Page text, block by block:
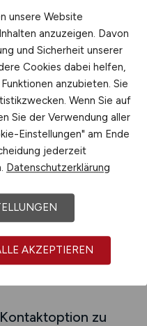
Bestandteil eines
weil sie
abbaut.
sich
und
variieren erheblich
werden. Die
dass
treffen
schafft
strukturierten
zu
unsere Website
anzuzeigen. Davon
und Sicherheit unserer
Cookies dabei helfen,
anzubieten. Sie
Wenn Sie auf
Sie der Verwendung aller
Einstellungen" am Ende
jederzeit
Datenschutzerklärung
AKZEPTIEREN